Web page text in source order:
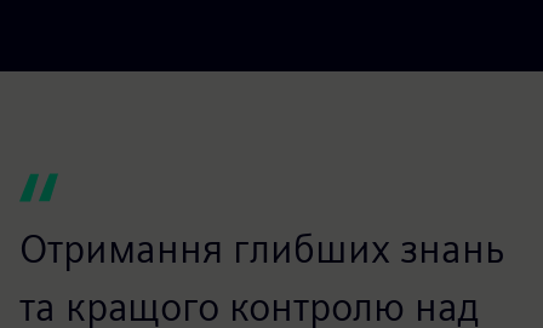
Отримання глибших знань
та кращого контролю над